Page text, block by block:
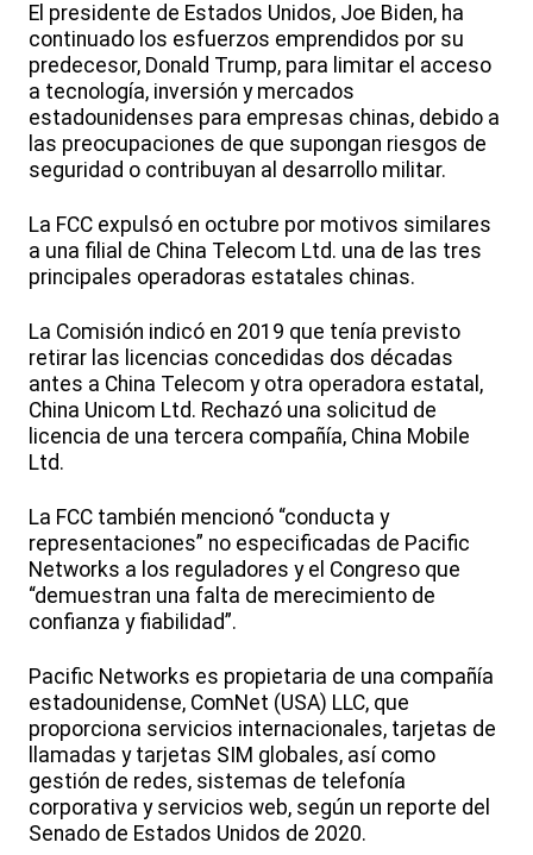
El presidente de Estados Unidos, Joe Biden, ha
continuado los esfuerzos emprendidos por su
predecesor, Donald Trump, para limitar el acceso
a tecnología, inversión y mercados
estadounidenses para empresas chinas, debido a
las preocupaciones de que supongan riesgos de
seguridad o contribuyan al desarrollo militar.
La FCC expulsó en octubre por motivos similares
a una filial de China Telecom Ltd. una de las tres
principales operadoras estatales chinas.
La Comisión indicó en 2019 que tenía previsto
retirar las licencias concedidas dos décadas
antes a China Telecom y otra operadora estatal,
China Unicom Ltd. Rechazó una solicitud de
licencia de una tercera compañía, China Mobile
Ltd.
La FCC también mencionó “conducta y
representaciones” no especificadas de Pacific
Networks a los reguladores y el Congreso que
“demuestran una falta de merecimiento de
confianza y fiabilidad”.
Pacific Networks es propietaria de una compañía
estadounidense, ComNet (USA) LLC, que
proporciona servicios internacionales, tarjetas de
llamadas y tarjetas SIM globales, así como
gestión de redes, sistemas de telefonía
corporativa y servicios web, según un reporte del
Senado de Estados Unidos de 2020.